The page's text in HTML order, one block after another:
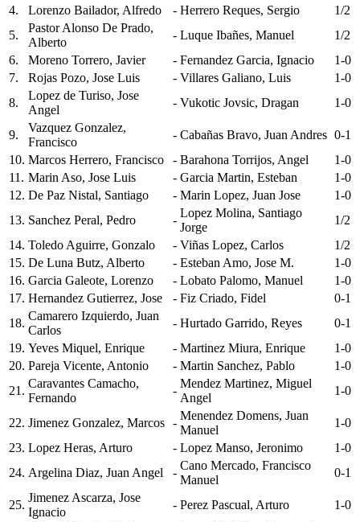
4.
Lorenzo Bailador, Alfredo - Herrero Reques, Sergio
1/2
5.
Pastor Alonso De Prado,
Alberto
- Luque Ibañes, Manuel
1/2
6.
Moreno Torrero, Javier - Fernandez Garcia, Ignacio
1-0
7.
Rojas Pozo, Jose Luis - Villares Galiano, Luis
1-0
8.
Lopez de Turiso, Jose
Angel
- Vukotic Jovsic, Dragan 1-0
9.
Vazquez Gonzalez,
Francisco
- Cabañas Bravo, Juan Andres 0-1
10. Marcos Herrero, Francisco - Barahona Torrijos, Angel
1-0
11. Marin Aso, Jose Luis - Garcia Martin, Esteban
1-0
12. De Paz Nistal, Santiago - Marin Lopez, Juan Jose
1-0
13. Sanchez Peral, Pedro -
Lopez Molina, Santiago
Jorge
1/2
14. Toledo Aguirre, Gonzalo - Viñas Lopez, Carlos
1/2
15. De Luna Butz, Alberto - Esteban Amo, Jose M.
1-0
16. Garcia Galeote, Lorenzo - Lobato Palomo, Manuel
1-0
17. Hernandez Gutierrez, Jose - Fiz Criado, Fidel
0-1
18.
Camarero Izquierdo, Juan
Carlos
- Hurtado Garrido, Reyes
0-1
19. Yeves Miquel, Enrique - Martinez Miura, Enrique
1-0
20. Pareja Vicente, Antonio - Martin Sanchez, Pablo
1-0
21.
Caravantes Camacho,
Fernando
-
Mendez Martinez, Miguel
Angel
1-0
22. Jimenez Gonzalez, Marcos -
Menendez Domens, Juan
Manuel
1-0
23. Lopez Heras, Arturo - Lopez Manso, Jeronimo
1-0
24. Argelina Diaz, Juan Angel -
Cano Mercado, Francisco
Manuel
0-1
25.
Jimenez Ascarza, Jose
Ignacio
- Perez Pascual, Arturo 1-0